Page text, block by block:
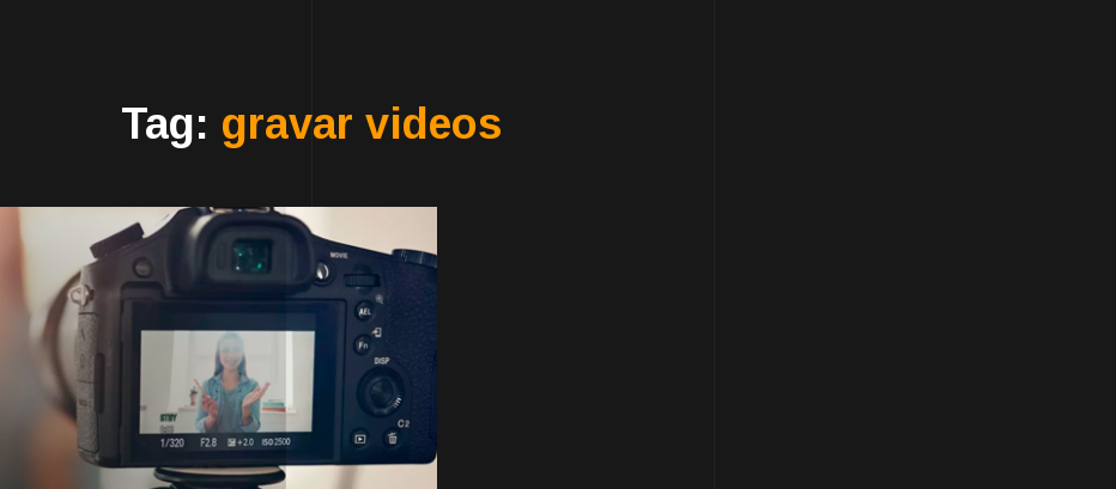
Tag: gravar videos